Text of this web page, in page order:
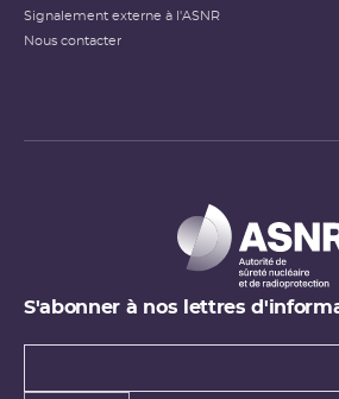
Signalement externe à l'ASNR
Nous contacter
S'abonner à nos lettres
Types de